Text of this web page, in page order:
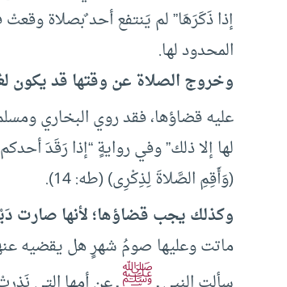
إذا ذَكَرَهَا” لم يَنتفع أحد ٌبصلاة
المحدود لها.
وخروج الصلاة عن وقتها قد يكون
عليه قضاؤها، فقد روي البخاري
لها إلا ذلك” وفي روايةٍ “إذا رَقَدَ
(وَأَقِمِ الصَّلاةَ لِذِكْرِى) (طه: 14).
وكذلك يجب قضاؤها؛ لأنها صارت
ماتت وعليها صومُ شهرٍ هل يقضيه
ﷺ